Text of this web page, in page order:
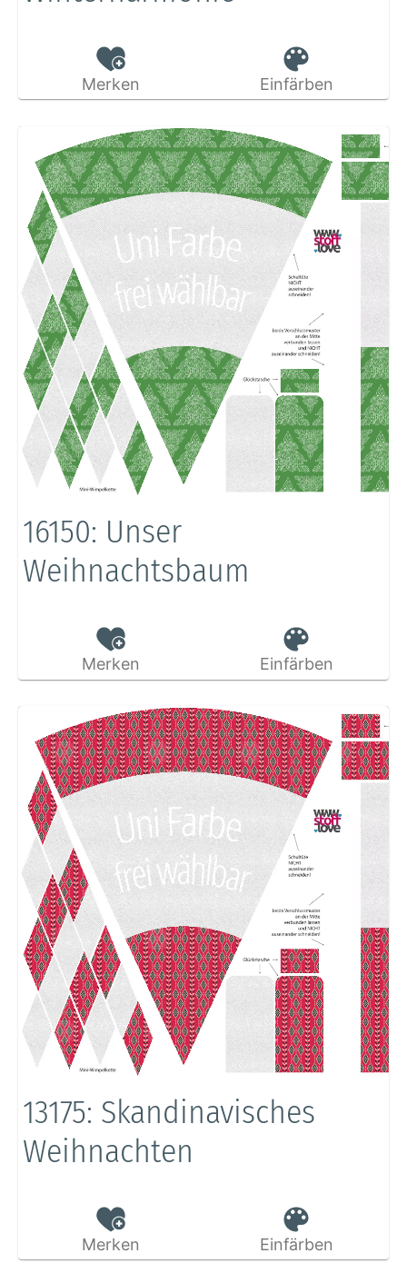
Merken Einfärben
16150: Unser
Weihnachtsbaum
Merken Einfärben
13175: Skandinavisches
Weihnachten
Merken Einfärben